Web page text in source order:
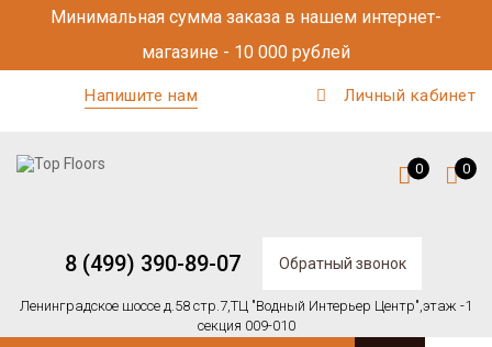
Минимальная сумма заказа в нашем интернет-
магазине - 10 000 рублей
Напишите нам Личный кабинет
8 (499) 390-89-07 Обратный звонок
Ленинградское шоссе д.58 стр.7,ТЦ "Водный Интерьер Центр",этаж -1
секция 009-010
0 0